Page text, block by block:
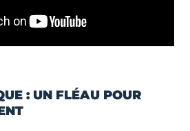
: UN FLÉAU POUR